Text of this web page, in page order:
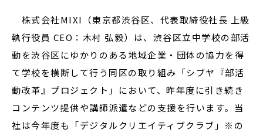
株式会社MIXI（東京都渋谷区、代表取締役社長 上級
執行役員 CEO：木村 弘毅）は、渋谷区立中学校の部活
動を渋谷区にゆかりのある地域企業・団体の協力を得
て学校を横断して行う同区の取り組み「シブヤ『部活
動改革』プロジェクト」において、昨年度に引き続き
コンテンツ提供や講師派遣などの支援を行います。当
社は今年度も「デジタルクリエイティブクラブ」※の